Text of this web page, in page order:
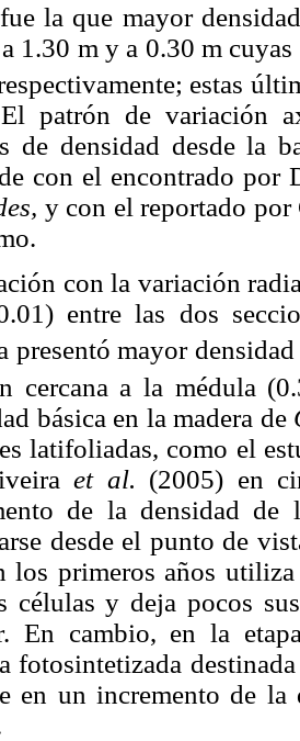
la que mayor
1.30 m y a 0.30 m
estas
patrón de variación
de densidad desde la
con el encontrado por
y con el reportado por
con la variación
entre las dos
presentó mayor
cercana a la médula
básica en la madera de
latifoliadas, como el
et al. (2005) en
de la densidad de
desde el punto de
los primeros años
células y deja pocos
En cambio, en la
fotosintetizada
en un incremento de